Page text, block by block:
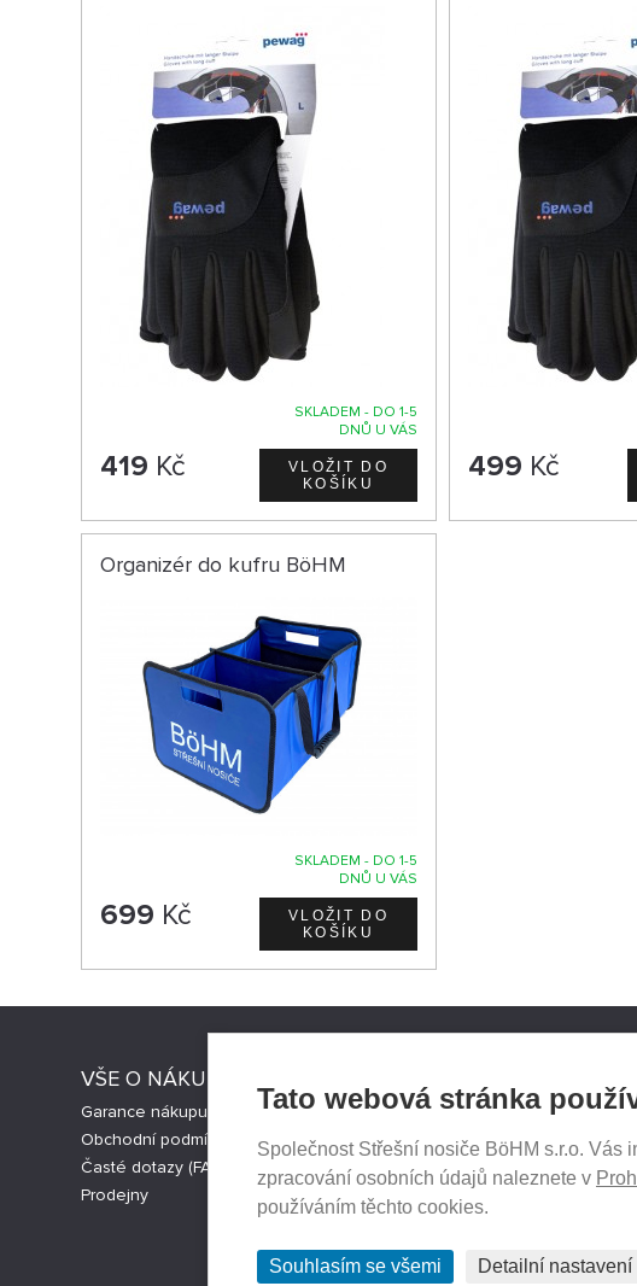
SKLADEM - DO 1-5
DNŮ U VÁS
419 Kč 499 Kč
Organizér do kufru BöHM
SKLADEM - DO 1-5
DNŮ U VÁS
699 Kč
VŠE O NÁKUPU
Garance nákupu
Obchodní podmínky
Časté dotazy (FAQ)
Prodejny
Aktuality
Kontakty
Ochrana soukromí
Cookies nastavení
Tato webová stránka
Společnost Střešní nosiče BöHM s.r.o. Vás
zpracování osobních údajů naleznete v
používáním těchto cookies.
Souhlasím se všemi Detailní nastavení